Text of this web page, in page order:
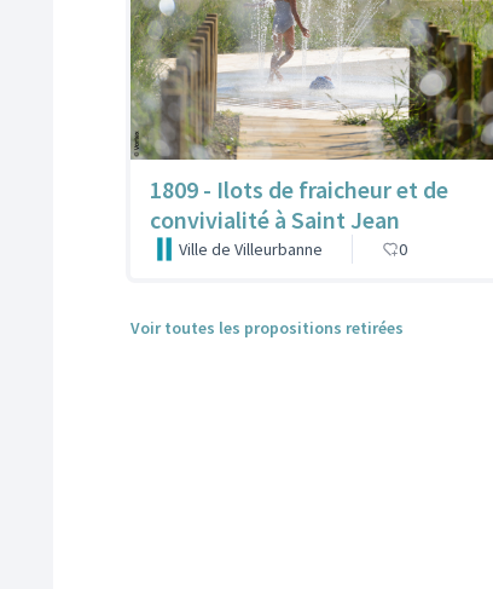
1809 - Ilots de fraicheur et de
convivialité à Saint Jean
Ville de Villeurbanne 0
Voir toutes les propositions retirées